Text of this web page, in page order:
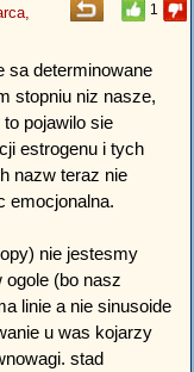
1
sa determinowane
stopniu niz nasze,
pojawilo sie
estrogenu i tych
nazw teraz nie
emocjonalna.
nie jestesmy
ogole (bo nasz
linie a nie sinusoide
u was kojarzy
stad